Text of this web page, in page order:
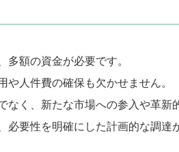
額の資金が必要です。
人件費の確保も欠かせません。
く、新たな市場への参入や革新
要性を明確にした計画的な調達